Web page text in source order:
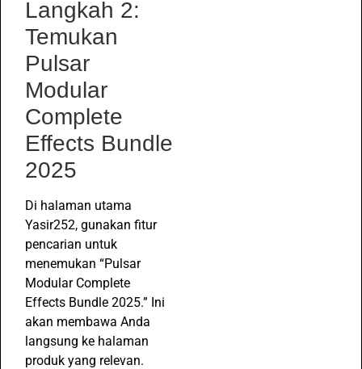
Langkah 2:
Temukan
Pulsar
Modular
Complete
Effects Bundle
2025
Di halaman utama
Yasir252, gunakan fitur
pencarian untuk
menemukan “Pulsar
Modular Complete
Effects Bundle 2025.” Ini
akan membawa Anda
langsung ke halaman
produk yang relevan.